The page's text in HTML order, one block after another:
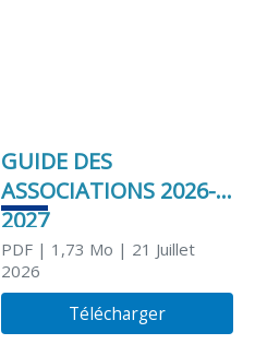
GUIDE DES
ASSOCIATIONS 2026-
2027
PDF| 1,73 Mo | 21 Juillet
2026
Télécharger